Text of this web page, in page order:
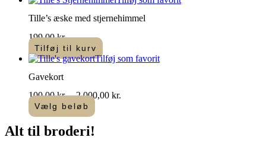
Tille’s æske med stjernehimmel
199,00kr.
Tilføj til kurv
Tilføj som favorit
Gavekort
100,00kr. – 2.000,00 kr.
Vælg beløb
Dette
vare
har
Alt til broderi!​